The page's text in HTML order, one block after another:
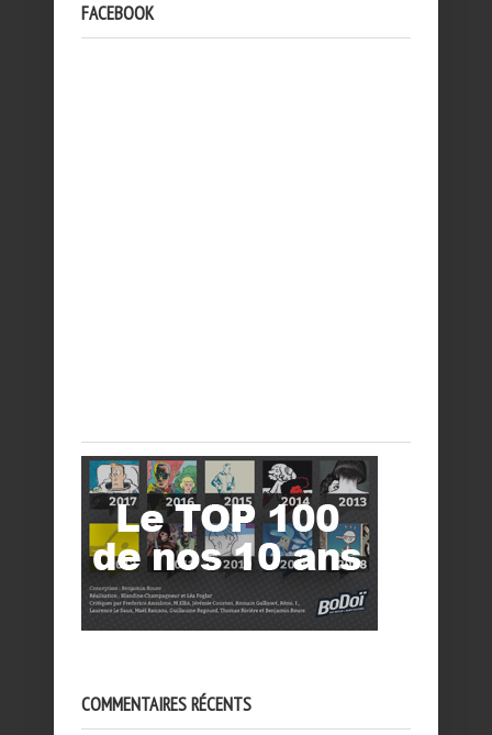
FACEBOOK
COMMENTAIRES RÉCENTS